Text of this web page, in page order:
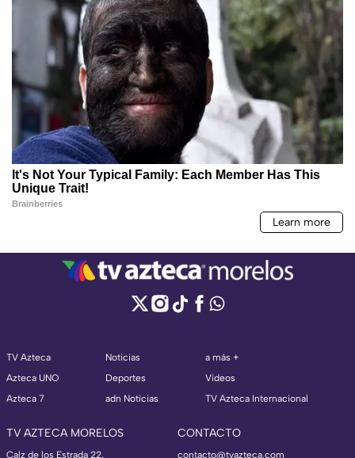
TV Azteca
Azteca UNO
Azteca 7
Noticias
Deportes
adn Noticias
a más +
Videos
TV Azteca Internacional
TV AZTECA MORELOS
Calz de los Estrada 22,
CONTACTO
contacto@tvazteca.com